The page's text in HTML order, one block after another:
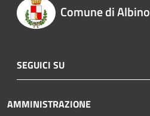
Comune di Albino
SEGUICI SU
AMMINISTRAZIONE